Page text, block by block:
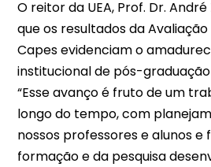
O reitor da UEA, Prof. Dr.
que os resultados da
Capes evidenciam o
institucional de pós-
“Esse avanço é fruto de um
longo do tempo, com
nossos professores e alunos e
formação e da pesquisa